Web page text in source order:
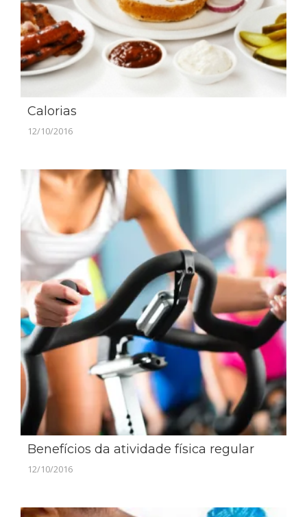
Calorias
12/10/2016
Benefícios da atividade física regular
12/10/2016